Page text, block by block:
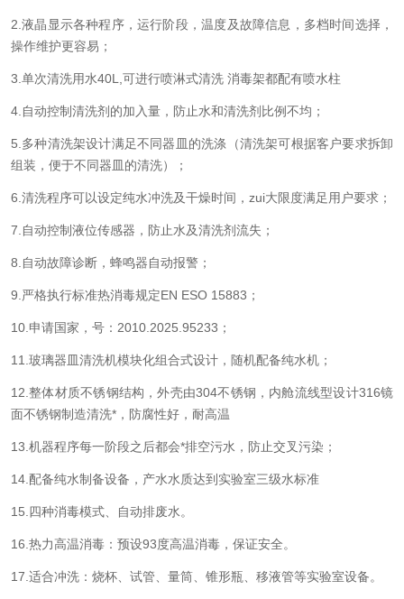
2.液晶显示各种程序，运行阶段，温度及故障信息，多档时间选择，
操作维护更容易；
3.单次清洗用水40L,可进行喷淋式清洗 消毒架都配有喷水柱
4.自动控制清洗剂的加入量，防止水和清洗剂比例不均；
5.多种清洗架设计满足不同器皿的洗涤（清洗架可根据客户要求拆卸
组装，便于不同器皿的清洗）；
6.清洗程序可以设定纯水冲洗及干燥时间，zui大限度满足用户要求；
7.自动控制液位传感器，防止水及清洗剂流失；
8.自动故障诊断，蜂鸣器自动报警；
9.严格执行标准热消毒规定EN ESO 15883；
10.申请国家，号：2010.2025.95233；
11.玻璃器皿清洗机模块化组合式设计，随机配备纯水机；
12.整体材质不锈钢结构，外壳由304不锈钢，内舱流线型设计316镜
面不锈钢制造清洗*，防腐性好，耐高温
13.机器程序每一阶段之后都会*排空污水，防止交叉污染；
14.配备纯水制备设备，产水水质达到实验室三级水标准
15.四种消毒模式、自动排废水。
16.热力高温消毒：预设93度高温消毒，保证安全。
17.适合冲洗：烧杯、试管、量筒、锥形瓶、移液管等实验室设备。